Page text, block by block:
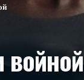
войной